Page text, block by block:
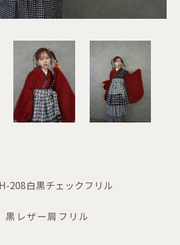
208白黒チェックフリル
レザー肩フリル